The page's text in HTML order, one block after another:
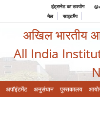
इंट्रानेट का उपयोग
मेल
साइटमैप
अखिल भारतीय
All India
अपॉइंटमेंट अनुसंधान पुस्तकालय